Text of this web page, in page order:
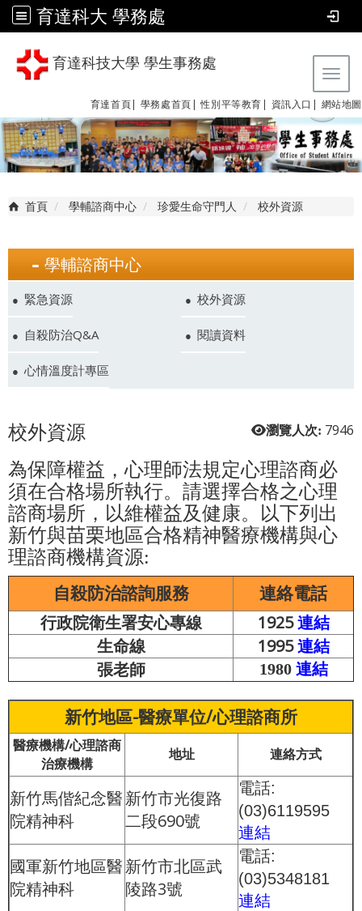
育達科大 學務處
育達科技大學 學生事務處
育達首頁| 學務處首頁| 性別平等教育 | 資訊入口| 網站地圖
首頁 學輔諮商中心 珍愛生命守門人 校外資源
學輔諮商中心
緊急資源 校外資源
自殺防治Q&A 閱讀資料
心情溫度計專區
瀏覽人次: 7946
校外資源
為保障權益，心理師法規定心理諮商必
須在合格場所執行。請選擇合格之心理
諮商場所，以維權益及健康。以下列出
新竹與苗栗地區合格精神醫療機構與心
理諮商機構資源:
自殺防治諮詢服務 連絡電話
行政院衛生署安心專線 1925連結
生命線
1995連結
張老師
1980 連結
新竹地區-醫療單位/心理諮商所
醫療機構/心理諮商
治療機構
地址 連絡方式
新竹馬偕紀念醫
院精神科
新竹市光復路
二段690號
電話:
(03)6119595
連結
國軍新竹地區醫
院精神科
新竹市北區武
陵路3號
電話:
(03)5348181
連結